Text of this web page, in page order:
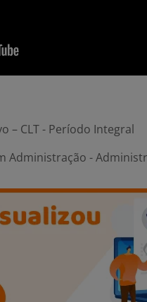
– CLT - Período Integral
Administração -